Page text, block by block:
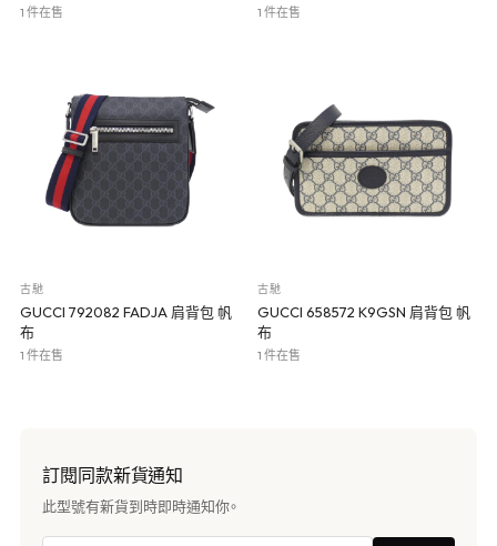
1 件在售 1 件在售
古馳
GUCCI 792082 FADJA 肩背包 帆
布
1 件在售
古馳
GUCCI 658572 K9GSN 肩背包 帆
布
1 件在售
訂閱同款新貨通知
此型號有新貨到時即時通知你。